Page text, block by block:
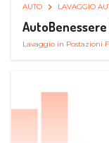
AUTO LAVAGGIO
Lavaggio in Postazioni